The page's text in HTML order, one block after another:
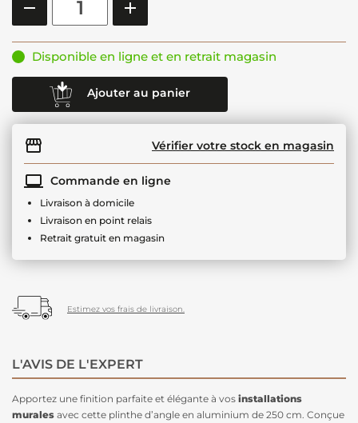
Disponible en ligne et en retrait magasin
Ajouter au panier
Vérifier votre stock en magasin
Commande en ligne
Livraison à domicile
Livraison en point relais
Retrait gratuit en magasin
Estimez vos frais de livraison.
L'AVIS DE L'EXPERT
Apportez une finition parfaite et élégante à vos installations
murales avec cette plinthe d’angle en aluminium de 250 cm. Conçue